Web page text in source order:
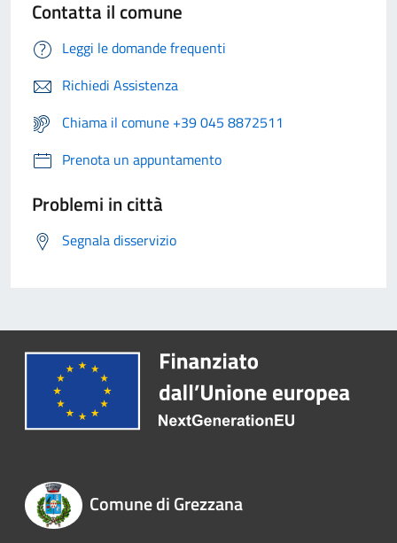
Contatta il comune
Leggi le domande frequenti
Richiedi Assistenza
Chiama il comune +39 045 8872511
Prenota un appuntamento
Problemi in città
Segnala disservizio
Comune di Grezzana